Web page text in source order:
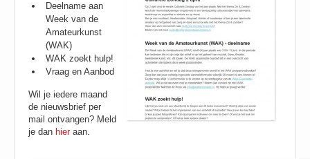
Deelname aan
Week van de
Amateurkunst
(WAK)
WAK zoekt hulp!
Vraag en Aanbod
Wil je iedere maand
de nieuwsbrief per
mail ontvangen? Meld
je dan hieraan.